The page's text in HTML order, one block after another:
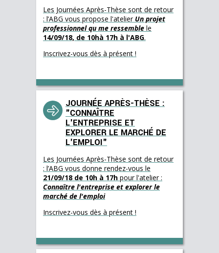
Les Journées Après-Thèse sont de retour
: l’ABG vous propose l'atelier Un projet
professionnel qu me ressemble le
14/09/18, de 10hà 17h à l'ABG.
Inscrivez-vous dès à présent !
JOURNÉE APRÈS-THÈSE :
"CONNAÎTRE
L'ENTREPRISE ET
EXPLORER LE MARCHÉ DE
L'EMPLOI"
Les Journées Après-Thèse sont de retour
: l’ABG vous donne rendez-vous le
21/09/18 de 10h à 17h pour l'atelier :
Connaître l'entreprise et explorer le
marché de l'emploi
Inscrivez-vous dès à présent !